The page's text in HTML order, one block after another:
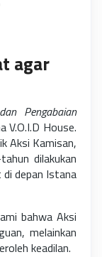
agar
Pengabaian
V.O.I.D House.
Aksi Kamisan,
dilakukan
depan Istana
bahwa Aksi
melainkan
keadilan.